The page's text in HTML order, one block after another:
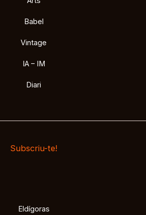
Babel
Vintage
IA – IM
Diari
Subscriu-te!
Eldígoras